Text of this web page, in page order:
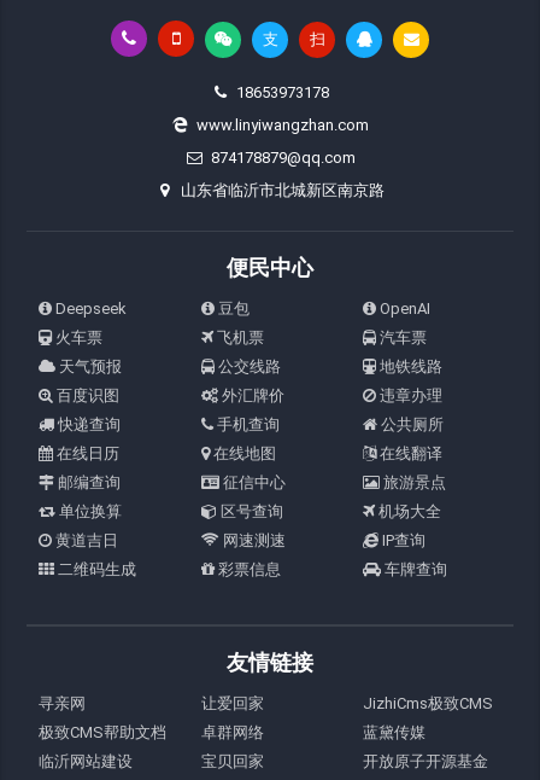
支 扫
18653973178
www.linyiwangzhan.com
874178879@qq.com
山东省临沂市北城新区南京路
便民中心
Deepseek 豆包
OpenAI
火车票
飞机票
汽车票
天气预报
公交线路
地铁线路
百度识图
外汇牌价
违章办理
快递查询
手机查询
公共厕所
在线日历
在线地图
在线翻译
邮编查询
征信中心
旅游景点
单位换算
区号查询
机场大全
黄道吉日
网速测速
IP查询
二维码生成
彩票信息 车牌查询
友情链接
寻亲网 让爱回家
JizhiCms极致CMS
极致CMS帮助文档
卓群网络
蓝黛传媒
临沂网站建设
宝贝回家
开放原子开源基金